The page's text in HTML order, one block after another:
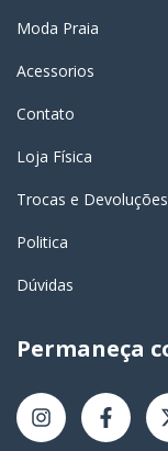
Moda Praia
Acessorios
Contato
Loja Física
Trocas e Devoluções
Politica
Dúvidas
Permaneça